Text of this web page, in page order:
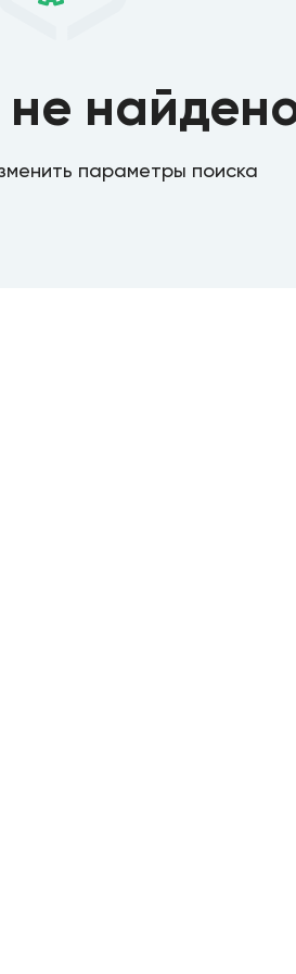
не
параметры поиска